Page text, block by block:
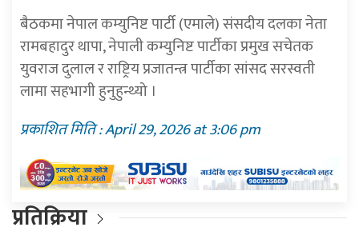
बैठकमा नेपाल कम्युनिष्ट पार्टी (एमाले) संसदीय दलका नेता
रामबहादुर थापा, नेपाली कम्युनिष्ट पार्टीका प्रमुख सचेतक
युवराज दुलाल र राष्ट्रिय प्रजातन्त्र पार्टीका सांसद सरस्वती
लामा सहभागी हुनुहुन्थ्यो ।
प्रकाशित मिति : April 29, 2026 at 3:06 pm
प्रतिक्रिया